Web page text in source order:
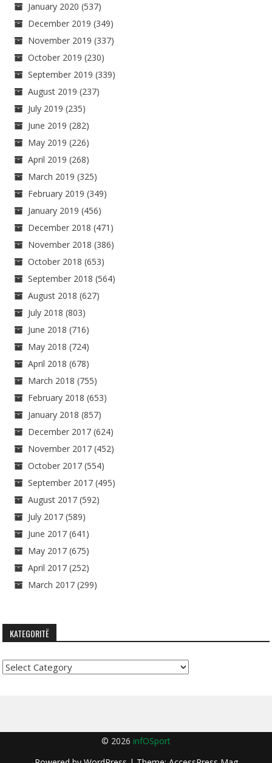
January 2020 (537)
December 2019 (349)
November 2019 (337)
October 2019 (230)
September 2019 (339)
August 2019 (237)
July 2019 (235)
June 2019 (282)
May 2019 (226)
April 2019 (268)
March 2019 (325)
February 2019 (349)
January 2019 (456)
December 2018 (471)
November 2018 (386)
October 2018 (653)
September 2018 (564)
August 2018 (627)
July 2018 (803)
June 2018 (716)
May 2018 (724)
April 2018 (678)
March 2018 (755)
February 2018 (653)
January 2018 (857)
December 2017 (624)
November 2017 (452)
October 2017 (554)
September 2017 (495)
August 2017 (592)
July 2017 (589)
June 2017 (641)
May 2017 (675)
April 2017 (252)
March 2017 (299)
KATEGORITË
Kategoritë
© 2026 infOSport